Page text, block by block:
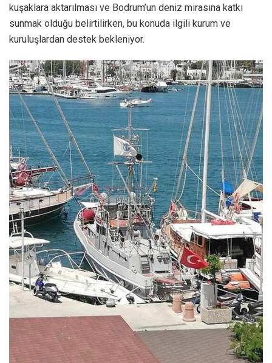
kuşaklara aktarılması ve Bodrum’un deniz mirasına katkı
sunmak olduğu belirtilirken, bu konuda ilgili kurum ve
kuruluşlardan destek bekleniyor.